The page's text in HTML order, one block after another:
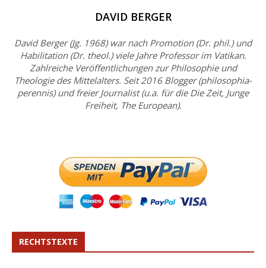
DAVID BERGER
David Berger (Jg. 1968) war nach Promotion (Dr. phil.) und
Habilitation (Dr. theol.) viele Jahre Professor im Vatikan.
Zahlreiche Veröffentlichungen zur Philosophie und
Theologie des Mittelalters. Seit 2016 Blogger (philosophia-
perennis) und freier Journalist (u.a. für die Die Zeit, Junge
Freiheit, The European).
RECHTSTEXTE